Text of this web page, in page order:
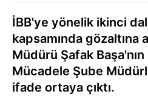
İBB'ye yönelik ikinci
kapsamında gözaltına
Müdürü Şafak
Mücadele Şube
ifade ortaya çıktı.